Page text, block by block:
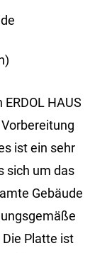
HAUS
ist ein sehr
sich um das
Gebäude
Platte ist